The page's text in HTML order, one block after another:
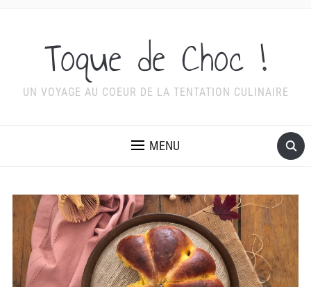
Toque de Choc !
UN VOYAGE AU COEUR DE LA TENTATION CULINAIRE
MENU